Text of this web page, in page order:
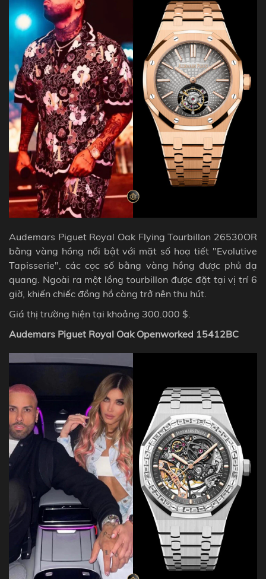
Audemars Piguet Royal Oak Flying Tourbillon 26530OR
bằng vàng hồng nổi bật với mặt số hoạ tiết "Evolutive
Tapisserie", các cọc số bằng vàng hồng được phủ dạ
quang. Ngoài ra một lồng tourbillon được đặt tại vị trí 6
giờ, khiến chiếc đồng hồ càng trở nên thu hút.
Giá thị trường hiện tại khoảng 300.000 $.
Audemars Piguet Royal Oak Openworked 15412BC